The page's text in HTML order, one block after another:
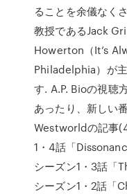
ることを余儀なく
教授であるJack
Howerton（It’s
Philadelphia）が
す. A.P. Bioの視聴
あったり、新しい
Westworldの記事
1・4話「
シーズン1・3話「
シーズン1・2話「